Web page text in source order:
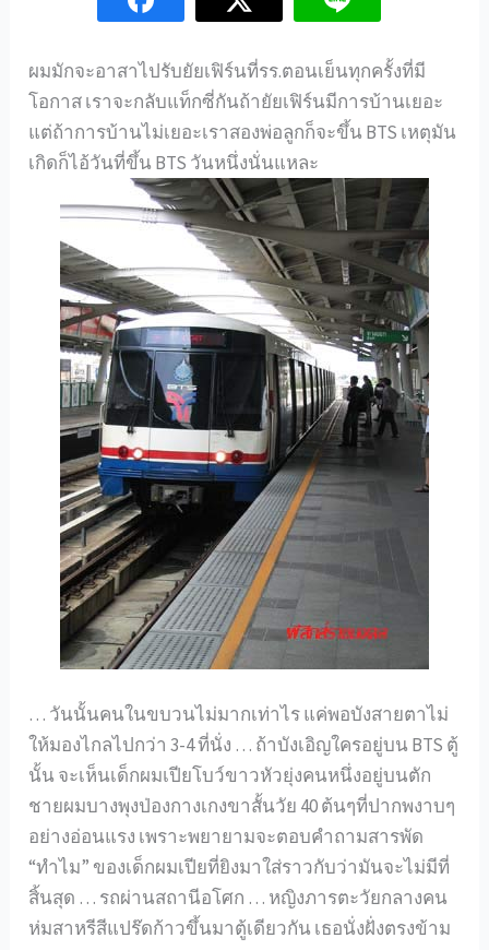
ผมมักจะอาสาไปรับยัยเฟิร์นที่รร.ตอนเย็นทุกครั้งที่มี
โอกาส เราจะกลับแท็กซี่กันถ้ายัยเฟิร์นมีการบ้านเยอะ
แต่ถ้าการบ้านไม่เยอะเราสองพ่อลูกก็จะขึ้น BTS เหตุมัน
เกิดก็ไอ้วันที่ขึ้น BTS วันหนึ่งนั่นแหละ
… วันนั้นคนในขบวนไม่มากเท่าไร แค่พอบังสายตาไม่
ให้มองไกลไปกว่า 3-4 ที่นั่ง … ถ้าบังเอิญใครอยู่บน BTS ตู้
นั้น จะเห็นเด็กผมเปียโบว์ขาวหัวยุ่งคนหนึ่งอยู่บนตัก
ชายผมบางพุงป่องกางเกงขาสั้นวัย 40 ต้นๆที่ปากพงาบๆ
อย่างอ่อนแรง เพราะพยายามจะตอบคำถามสารพัด
“ทำไม” ของเด็กผมเปียที่ยิงมาใส่ราวกับว่ามันจะไม่มีที่
สิ้นสุด … รถผ่านสถานีอโศก … หญิงภารตะวัยกลางคน
ห่มสาหรีสีแปร๊ดก้าวขึ้นมาตู้เดียวกัน เธอนั่งฝั่งตรงข้าม